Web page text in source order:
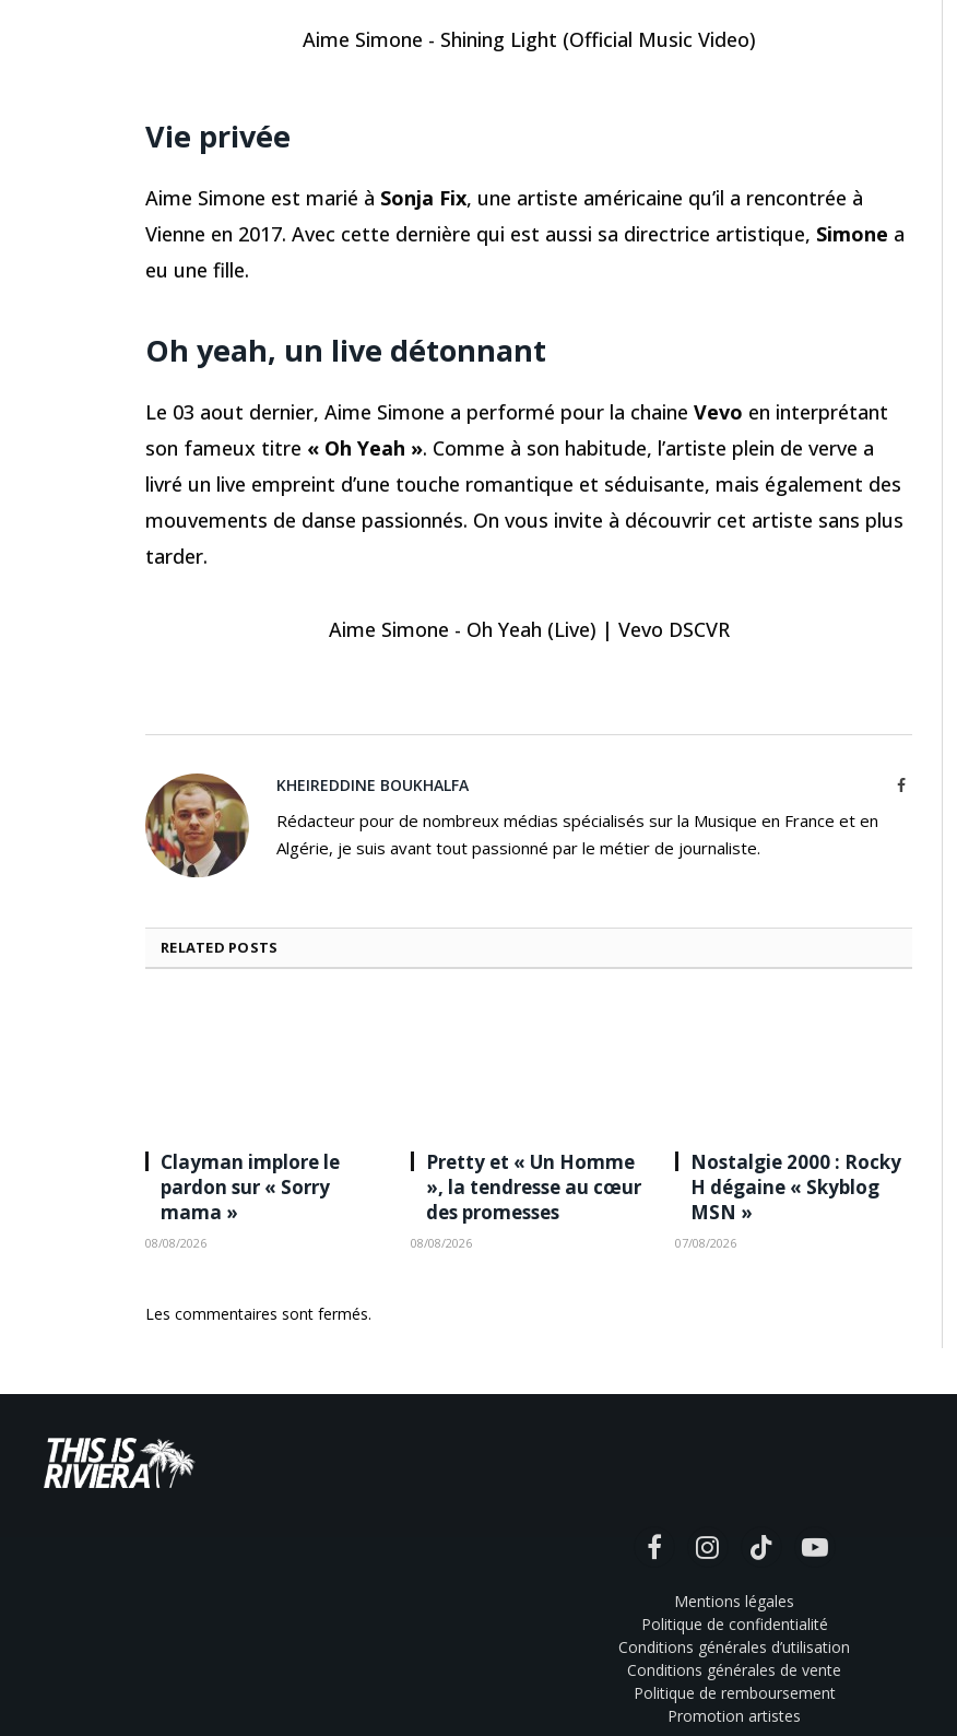
Aime Simone - Shining Light (Official Music Video)
Vie privée
Aime Simone est marié à Sonja Fix, une artiste américaine qu’il a rencontrée à
Vienne en 2017. Avec cette dernière qui est aussi sa directrice artistique, Simone a
eu une fille.
Oh yeah, un live détonnant
Le 03 aout dernier, Aime Simone a performé pour la chaine Vevo en interprétant
son fameux titre « Oh Yeah ». Comme à son habitude, l’artiste plein de verve a
livré un live empreint d’une touche romantique et séduisante, mais également des
mouvements de danse passionnés. On vous invite à découvrir cet artiste sans plus
tarder.
Aime Simone - Oh Yeah (Live) | Vevo DSCVR
KHEIREDDINE BOUKHALFA Facebook
Rédacteur pour de nombreux médias spécialisés sur la Musique en France et en
Algérie, je suis avant tout passionné par le métier de journaliste.
RELATED POSTS
Clayman implore le
pardon sur « Sorry
mama »
08/08/2026
Pretty et « Un Homme
», la tendresse au cœur
des promesses
08/08/2026
Nostalgie 2000 : Rocky
H dégaine « Skyblog
MSN »
07/08/2026
Les commentaires sont fermés.
FacebookInstagramTikTok YouTube
Mentions légales
Politique de confidentialité
Conditions générales d’utilisation
Conditions générales de vente
Politique de remboursement
Promotion artistes